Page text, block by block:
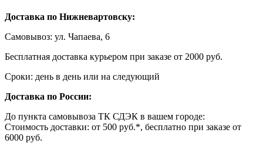
Доставка по Нижневартовску:
Самовывоз: ул. Чапаева, 6
Бесплатная доставка курьером при заказе от 2000 руб.
Сроки: день в день или на следующий
Доставка по России:
До пункта самовывоза ТК СДЭК в вашем городе:
Стоимость доставки: от 500 руб.*, бесплатно при заказе от
6000 руб.